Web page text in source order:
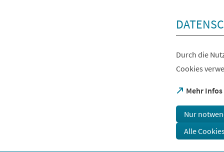
Durch die
Cookies
Mehr Infos
(Öffnet
einem
neuen
Tab)
Nur
Alle